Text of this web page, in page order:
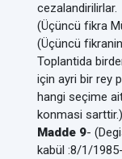
cezalandirilirlar.
(Üçüncü fikra
(Üçüncü
Toplantida
için ayri bir rey
hangi seçime
konmasi sarttir.)
Madde 9-
kabül :8/1/